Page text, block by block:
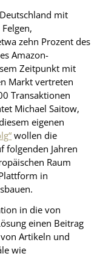
mit
zehn Prozent des
Amazon-
Zeitpunkt mit
Markt vertreten
Transaktionen
Michael Saitow,
eigenen
wollen die
folgenden Jahren
Raum
in
in die von
einen Beitrag
Artikeln und
wie